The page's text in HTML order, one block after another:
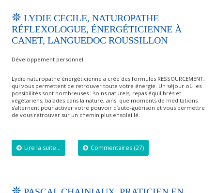
LYDIE CECILE, NATUROPATHE
RÉFLEXOLOGUE, ÉNERGÉTICIENNE À
CANET, LANGUEDOC ROUSSILLON
Développement personnel
Lydie naturopathe énergéticienne a crée des formules RESSOURCEMENT,
qui vous permettent de retrouver toute votre énergie. Un séjour où les
possibilités sont nombreuses : soins naturels, repas équilibrés et
végétariens, balades dans la nature, ainsi que moments de méditations
s’alternent pour activer votre pouvoir d’auto-guérison et vous permettre
de vous retrouver sur un chemin plus ensoleillé.
Lire la suite... Commentaires (27)